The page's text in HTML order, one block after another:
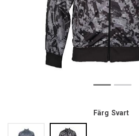
Färg Svart